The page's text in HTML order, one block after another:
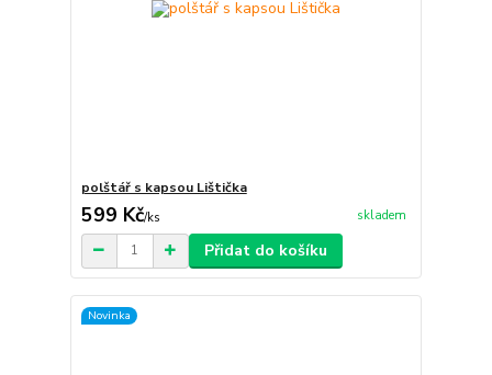
polštář s kapsou Lištička
599 Kč/ks skladem
Přidat do košíku
Novinka